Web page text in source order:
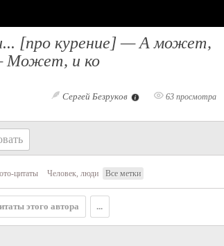
[про курение] — А может,
Может, и ко
Сергей Безруков 63 просмотра
цитаты Человек, люди Все метки
этого автора ...